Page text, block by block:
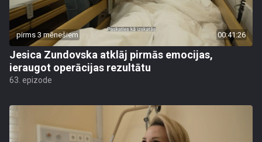
pirms 3 mēnešiem 00:41:26
Jesica Zundovska atklāj pirmās emocijas,
ieraugot operācijas rezultātu
63. epizode